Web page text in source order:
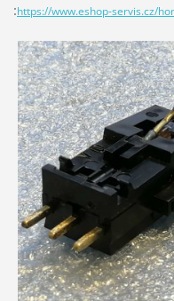
:https://www.eshop-servis.cz/